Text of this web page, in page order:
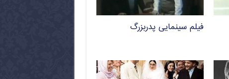
فیلم سینمایی پدربزرگ